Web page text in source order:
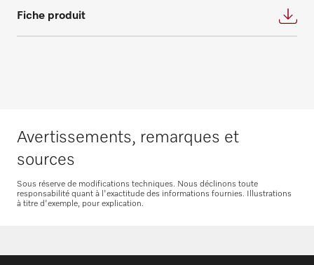
PFD 402
PFD 402 U
Demande de pièces
Vous avez besoin de pièces détachées pour
vos produits ? N’hésitez pas à nous
Fiche produit
Avertissements, remarques et
sources
Sous réserve de modifications techniques. Nous déclinons toute
responsabilité quant à l'exactitude des informations fournies. Illustrations
à titre d'exemple, pour explication.